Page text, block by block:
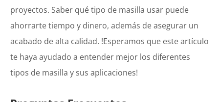
proyectos. Saber qué tipo de masilla usar puede
ahorrarte tiempo y dinero, además de asegurar un
acabado de alta calidad. !Esperamos que este artículo
te haya ayudado a entender mejor los diferentes
tipos de masilla y sus aplicaciones!